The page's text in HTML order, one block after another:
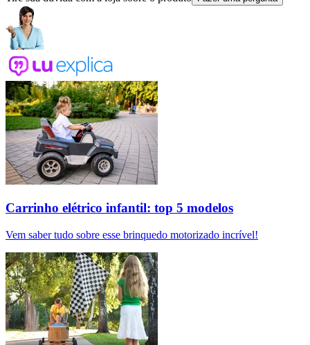
Carrinho elétrico infantil: top 5 modelos
Vem saber tudo sobre esse brinquedo motorizado incrível!